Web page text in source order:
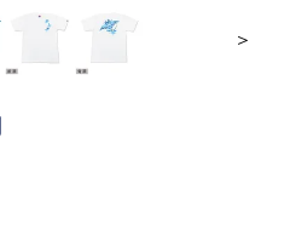
＞